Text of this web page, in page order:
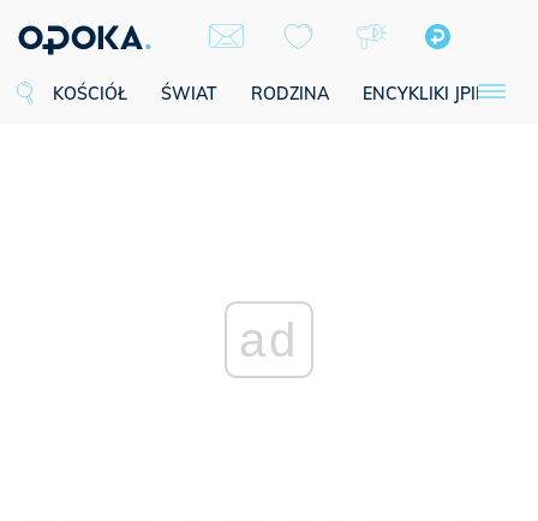
KOŚCIÓŁ ŚWIAT RODZINA ENCYKLIKI JPII
ad